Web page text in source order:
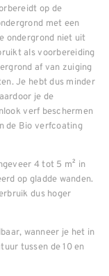
op de
met een
ondergrond niet uit
als voorbereiding
af van zuiging
Je hebt dus minder
je de
verf beschermen
de Bio verfcoating
4 tot 5 m² in
op gladde wanden.
dus hoger
wanneer je het in
tussen de 10 en